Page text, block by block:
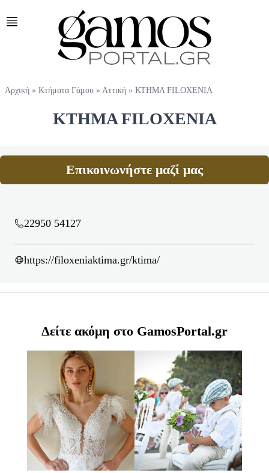
Αρχική » Κτήματα Γάμου » Αττική » ΚΤΗΜΑ FILOXENIA
ΚΤΗΜΑ FILOXENIA
Επικοινωνήστε μαζί μας
22950 54127
https://filoxeniaktima.gr/ktima/
Δείτε ακόμη στο GamosPortal.gr